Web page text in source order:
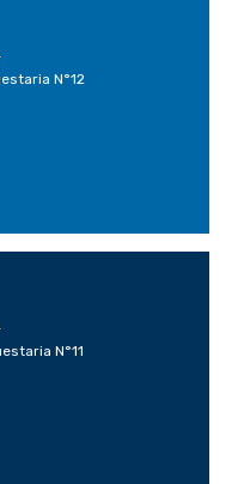
N°12
N°11